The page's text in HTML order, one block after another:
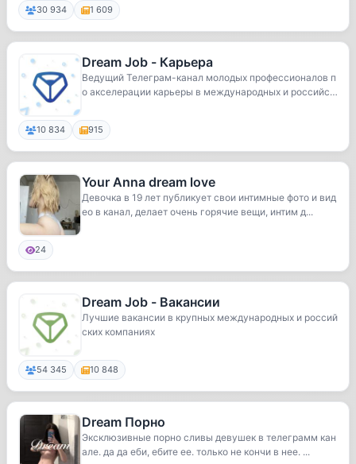
30 934 1 609
Dream Job - Карьера
Ведущий Телеграм-канал молодых профессионалов п
о акселерации карьеры в международных и российск
10 834 915
Your Anna dream love
Девочка в 19 лет публикует свои интимные фото и вид
ео в канал, делает очень горячие вещи, интим д...
24
Dream Job - Вакансии
Лучшие вакансии в крупных международных и россий
ских компаниях
54 345 10 848
Dream Порно
Эксклюзивные порно сливы девушек в телеграмм кан
але. да да еби, ебите ее. только не кончи в нее. ...